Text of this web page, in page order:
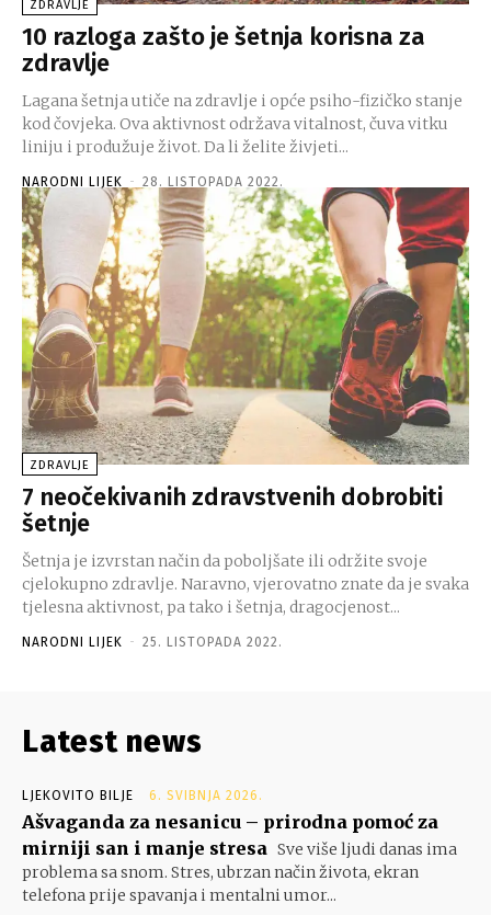
ZDRAVLJE
10 razloga zašto je šetnja korisna za
zdravlje
Lagana šetnja utiče na zdravlje i opće psiho-fizičko stanje
kod čovjeka. Ova aktivnost održava vitalnost, čuva vitku
liniju i produžuje život. Da li želite živjeti...
NARODNI LIJEK - 28. LISTOPADA 2022.
ZDRAVLJE
7 neočekivanih zdravstvenih dobrobiti
šetnje
Šetnja je izvrstan način da poboljšate ili održite svoje
cjelokupno zdravlje. Naravno, vjerovatno znate da je svaka
tjelesna aktivnost, pa tako i šetnja, dragocjenost...
NARODNI LIJEK - 25. LISTOPADA 2022.
Latest news
LJEKOVITO BILJE 6. SVIBNJA 2026.
Ašvaganda za nesanicu – prirodna pomoć za
mirniji san i manje stresa Sve više ljudi danas ima
problema sa snom. Stres, ubrzan način života, ekran
telefona prije spavanja i mentalni umor...